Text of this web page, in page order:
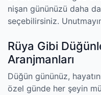
nişan gününüzü daha
seçebilirsiniz.
Rüya Gibi
Aranjmanları
Düğün gününüz,
özel günde her şeyin